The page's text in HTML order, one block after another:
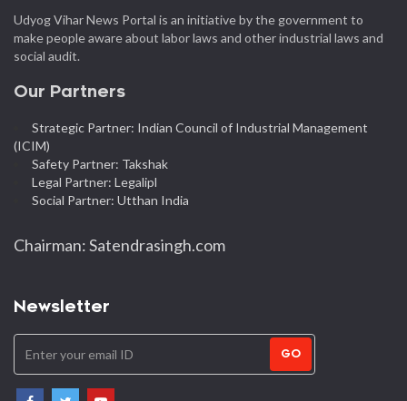
Udyog Vihar News Portal is an initiative by the government to
make people aware about labor laws and other industrial laws and
social audit.
Our Partners
Strategic Partner: Indian Council of Industrial Management
(ICIM)
Safety Partner: Takshak
Legal Partner: Legalipl
Social Partner: Utthan India
Chairman: Satendrasingh.com
Newsletter
GO